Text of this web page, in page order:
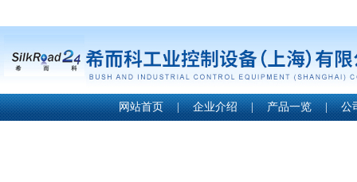
网站首页 | 企业介绍 | 产品一览 | 公